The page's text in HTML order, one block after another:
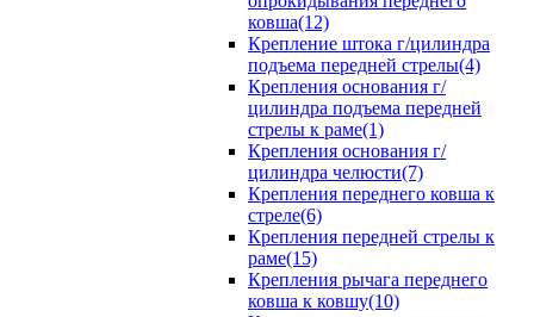
ковша(12)
Крепление штока г/цилиндра
подъема передней стрелы(4)
Крепления основания г/
цилиндра подъема передней
стрелы к раме(1)
Крепления основания г/
цилиндра челюсти(7)
Крепления переднего ковша к
стреле(6)
Крепления передней стрелы к
раме(15)
Крепления рычага переднего
ковша к ковшу(10)